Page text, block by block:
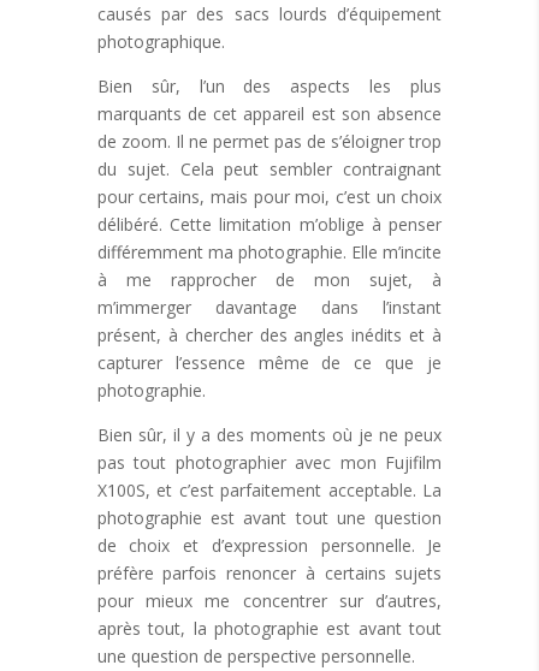
causés par des sacs lourds d’équipement
photographique.
Bien sûr, l’un des aspects les plus
marquants de cet appareil est son absence
de zoom. Il ne permet pas de s’éloigner trop
du sujet. Cela peut sembler contraignant
pour certains, mais pour moi, c’est un choix
délibéré. Cette limitation m’oblige à penser
différemment ma photographie. Elle m’incite
à me rapprocher de mon sujet, à
m’immerger davantage dans l’instant
présent, à chercher des angles inédits et à
capturer l’essence même de ce que je
photographie.
Bien sûr, il y a des moments où je ne peux
pas tout photographier avec mon Fujifilm
X100S, et c’est parfaitement acceptable. La
photographie est avant tout une question
de choix et d’expression personnelle. Je
préfère parfois renoncer à certains sujets
pour mieux me concentrer sur d’autres,
après tout, la photographie est avant tout
une question de perspective personnelle.